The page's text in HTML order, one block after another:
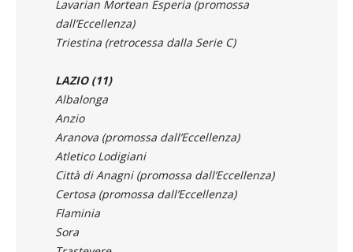
Triestina (retrocessa dalla Serie C)
LAZIO (11)
Anzio
Aranova (promossa dall’Eccellenza)
Atletico Lodigiani
Città di Anagni (promossa dall’Eccellenza)
Certosa (promossa dall’Eccellenza)
Flaminia
Sora
Trastevere
UniPomezia